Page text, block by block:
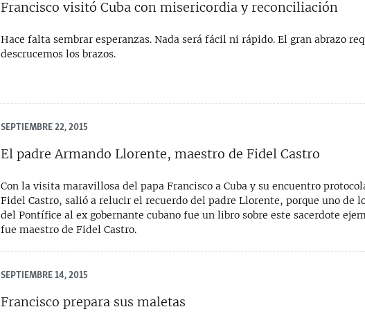
Francisco visitó Cuba con misericordia y reconciliación
Hace falta sembrar esperanzas. Nada será fácil ni rápido. El gran abrazo
descrucemos los brazos.
SEPTIEMBRE 22, 2015
El padre Armando Llorente, maestro de Fidel Castro
Con la visita maravillosa del papa Francisco a Cuba y su encuentro
Fidel Castro, salió a relucir el recuerdo del padre Llorente, porque uno de
del Pontífice al ex gobernante cubano fue un libro sobre este sacerdote
fue maestro de Fidel Castro.
SEPTIEMBRE 14, 2015
Francisco prepara sus maletas